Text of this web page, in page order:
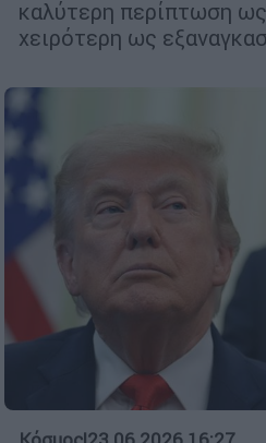
καλύτερη περίπτωση
χειρότερη ως